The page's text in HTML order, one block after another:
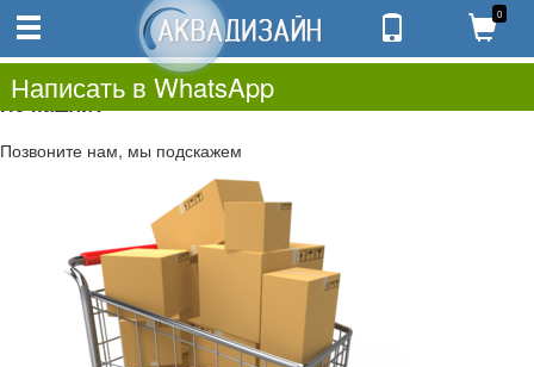
0.00
0
Не нашли?
Позвоните нам, мы подскажем
0
Написать в WhatsApp